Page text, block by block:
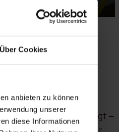
Über Cookies
anbieten zu können
unserer
diese Informationen
größten Nutzen bringt –
Kosten sinken und Ihr